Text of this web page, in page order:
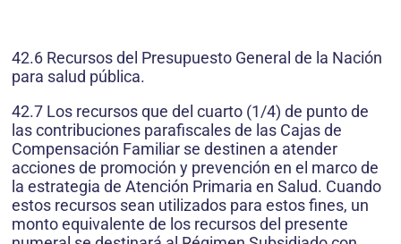
42.6 Recursos del Presupuesto General de la Nación
para salud pública.
42.7 Los recursos que del cuarto (1/4) de punto de
las contribuciones parafiscales de las Cajas de
Compensación Familiar se destinen a atender
acciones de promoción y prevención en el marco de
la estrategia de Atención Primaria en Salud. Cuando
estos recursos sean utilizados para estos fines, un
monto equivalente de los recursos del presente